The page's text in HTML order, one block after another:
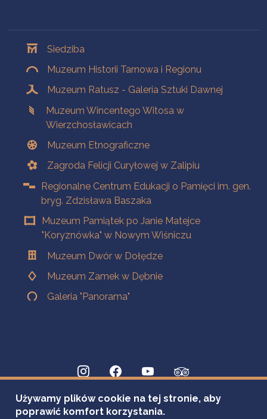
Siedziba
Muzeum Historii Tarnowa i Regionu
Muzeum Ratusz - Galeria Sztuki Dawnej
Muzeum Wincentego Witosa w
Wierzchosławicach
Muzeum Etnograficzne
Zagroda Felicji Curyłowej w Zalipiu
Regionalne Centrum Edukacji o Pamięci im. gen.
bryg. Zdzisława Baszaka
Muzeum Pamiątek po Janie Matejce
"Koryznówka" w Nowym Wiśniczu
Muzeum Dwór w Dołędze
Muzeum Zamek w Dębnie
Galeria "Panorama"
Używamy plików cookie na tej stronie, aby
poprawić komfort korzystania.